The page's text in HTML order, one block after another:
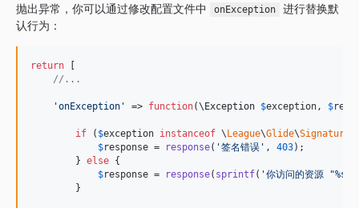
抛出异常，你可以通过修改配置文件中
onException
进行替换默
认行为：
return
//...
'onException ' => function(\ Exception $exception, $
if ( $exception instanceof \ League\Glide\Signatures
$response = response( '签名错误 ' , 403);
        }
else {
$response = response( sprintf( '你访问的资源 "%s"
        }